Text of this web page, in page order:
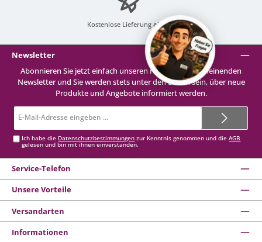
Kostenlose Lieferung ab 99 €
Newsletter
Abonnieren Sie jetzt einfach unseren regelmäßig erscheinenden
Newsletter und Sie werden stets unter den Ersten sein, über neue
Produkte und Angebote informiert werden.
Mail-
Ich habe die Datenschutzbestimmungen zur Kenntnis genommen und dieAGB
gelesen und bin mit ihnen einverstanden.
Service-Telefon
Unsere Vorteile
Versandarten
Informationen